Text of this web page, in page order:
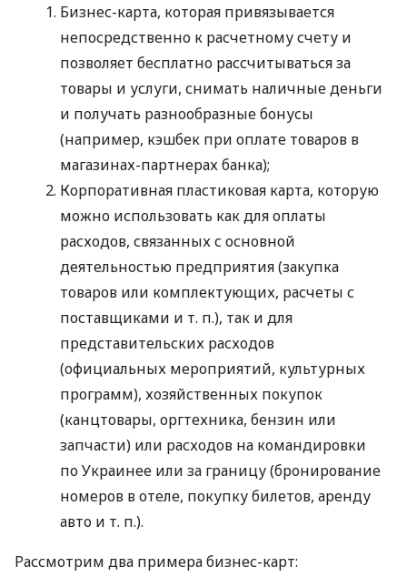
Бизнес-карта, которая привязывается
непосредственно к расчетному счету и
позволяет бесплатно рассчитываться за
товары и услуги, снимать наличные деньги
и получать разнообразные бонусы
(например, кэшбек при оплате товаров в
магазинах-партнерах банка);
Корпоративная пластиковая карта, которую
можно использовать как для оплаты
расходов, связанных с основной
деятельностью предприятия (закупка
товаров или комплектующих, расчеты с
поставщиками и т. п.), так и для
представительских расходов
(официальных мероприятий, культурных
программ), хозяйственных покупок
(канцтовары, оргтехника, бензин или
запчасти) или расходов на командировки
по Украинее или за границу (бронирование
номеров в отеле, покупку билетов, аренду
авто и т. п.).
Рассмотрим два примера бизнес-карт: